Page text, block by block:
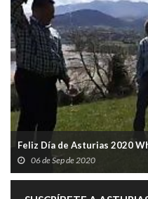
Feliz Día de Asturias 2020
06 de Sep de 2020